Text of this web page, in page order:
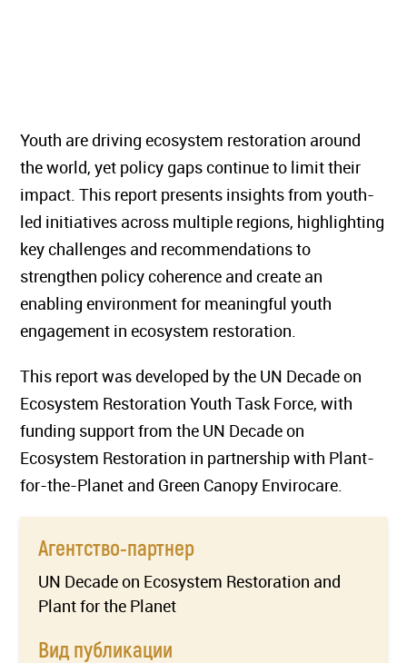
Youth are driving ecosystem restoration around
the world, yet policy gaps continue to limit their
impact. This report presents insights from youth-
led initiatives across multiple regions, highlighting
key challenges and recommendations to
strengthen policy coherence and create an
enabling environment for meaningful youth
engagement in ecosystem restoration.
This report was developed by the UN Decade on
Ecosystem Restoration Youth Task Force, with
funding support from the UN Decade on
Ecosystem Restoration in partnership with Plant-
for-the-Planet and Green Canopy Envirocare.
Агентство-партнер
UN Decade on Ecosystem Restoration and
Plant for the Planet
Вид публикации